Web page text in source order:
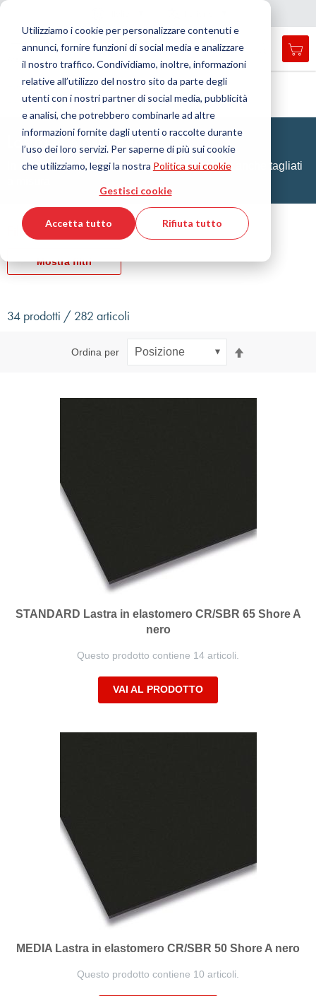
Utilizziamo i cookie per personalizzare contenuti e
annunci, fornire funzioni di social media e analizzare
il nostro traffico. Condividiamo, inoltre, informazioni
relative all’utilizzo del nostro sito da parte degli
utenti con i nostri partner di social media, pubblicità
e analisi, che potrebbero combinarle ad altre
informazioni fornite dagli utenti o raccolte durante
l’uso dei loro servizi. Per saperne di più sui cookie
che utilizziamo, leggi la nostra Politica sui cookie
Gestisci cookie
Accetta tutto Rifiuta tutto
Menu
search
Cerca
Home
Tecnologia delle tenute
Lastre di guarnizione e rivestimenti
Lastra in elastomero
Lastra in elastomero
In una varietà di materiali, spessori e formati - anche tagliati
Filtro
Mostra filtri
34 prodotti / 282 articoli
Ordina per
STANDARD Lastra in elastomero CR/SBR 65 Shore A
nero
Questo prodotto contiene 14 articoli.
VAI AL PRODOTTO
MEDIA Lastra in elastomero CR/SBR 50 Shore A nero
Questo prodotto contiene 10 articoli.